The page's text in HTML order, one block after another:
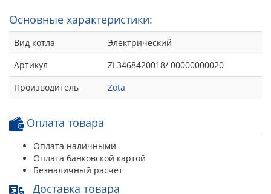
Основные характеристики:
Вид котла
Электрический
Артикул
ZL3468420018/ 00000000020
Производитель
Zota
Оплата товара
Оплата наличными
Оплата банковской картой
Безналичный расчет
Доставка товара